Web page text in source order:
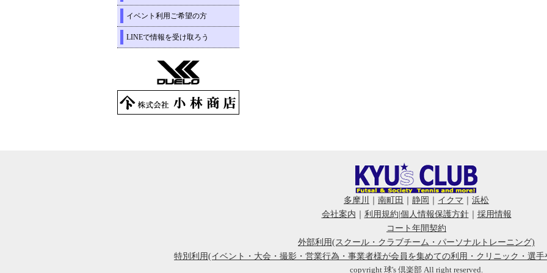
イベント利用ご希望の方
LINEで情報を受け取ろう
多摩川 南町田 静岡 イクマ
浜松
会社案内
利用規約 個人情報保護方針｜ 採用情報
コート年間契約
外部利用(スクール・クラブチーム・パーソナルトレーニング)
特別利用(イベント・大会・撮影・営業行為・事業者様が会員を集めての利用・クリニック・選
copyright 球's 倶楽部 All right reserved.